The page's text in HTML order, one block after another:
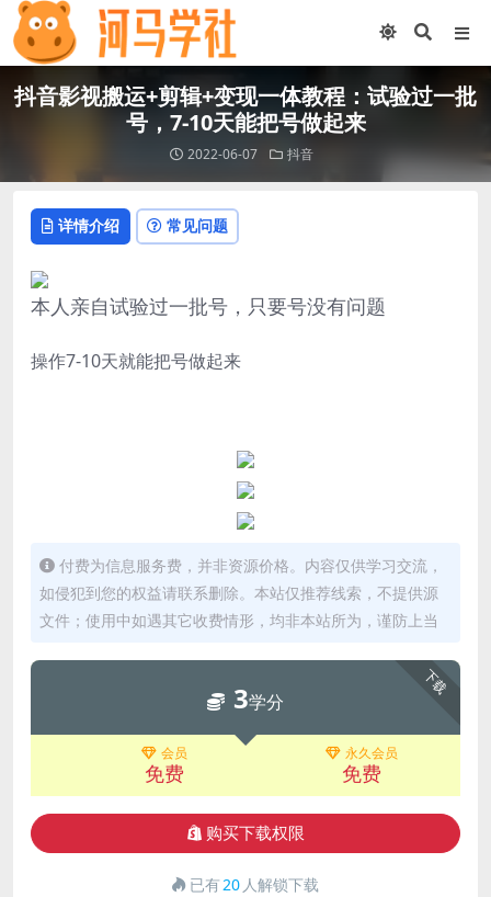
抖音影视搬运+剪辑+变现一体教程：试验过一批
号，7-10天能把号做起来
2022-06-07 抖音
详情介绍 常见问题
本人亲自试验过一批号，只要号没有问题
操作7-10天就能把号做起来
付费为信息服务费，并非资源价格。内容仅供学习交流，
如侵犯到您的权益请联系删除。本站仅推荐线索，不提供源
文件；使用中如遇其它收费情形，均非本站所为，谨防上当
下载
3学分
会员
免费
永久会员
免费
购买下载权限
已有20 人解锁下载